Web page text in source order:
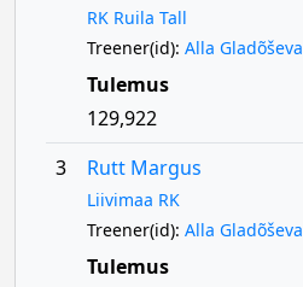
RK Ruila Tall
Treener(id): Alla Gladõševa
Tulemus
129,922
3
Rutt Margus
Liivimaa RK
Treener(id): Alla Gladõševa
Tulemus